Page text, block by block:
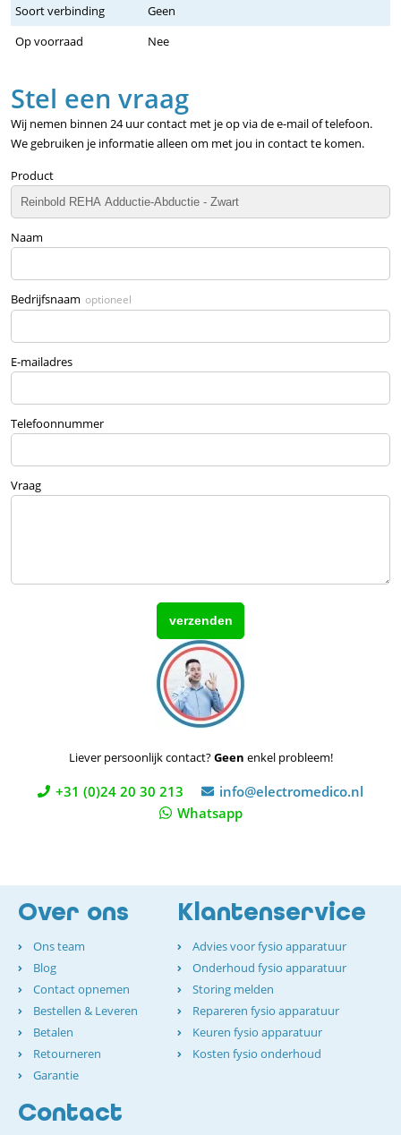
Soort verbinding
Geen
Op voorraad
Nee
Stel een vraag
Wij nemen binnen 24 uur contact met je op via de e-mail of telefoon.
We gebruiken je informatie alleen om met jou in contact te komen.
Product
Naam
Bedrijfsnaam optioneel
E-mailadres
Telefoonnummer
Vraag
Liever persoonlijk contact?Geen enkel probleem!
+31 (0)24 20 30 213
info@electromedico.nl
Whatsapp
Over ons
Ons team
Blog
Contact opnemen
Bestellen & Leveren
Betalen
Retourneren
Garantie
Klantenservice
Advies voor fysio apparatuur
Onderhoud fysio apparatuur
Storing melden
Repareren fysio apparatuur
Keuren fysio apparatuur
Kosten fysio onderhoud
Contact